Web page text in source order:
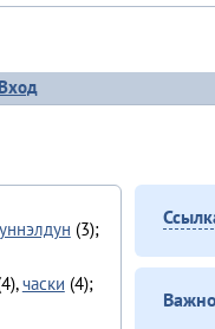
Вход
(3);
часки (4);